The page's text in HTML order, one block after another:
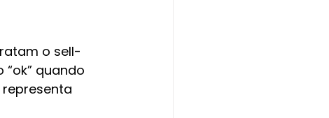
o sell-
“ok” quando